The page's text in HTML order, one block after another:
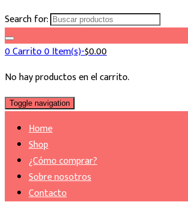
Search for:
0Carrito0 Item(s)-$0.00
No hay productos en el carrito.
Toggle navigation
Home
Shop
¿Cómo comprar?
Sobre nosotros
Contacto